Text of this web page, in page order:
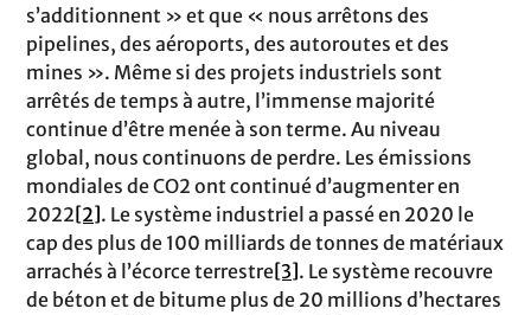
s’additionnent » et que « nous arrêtons des
pipelines, des aéroports, des autoroutes et des
mines ». Même si des projets industriels sont
arrêtés de temps à autre, l’immense majorité
continue d’être menée à son terme. Au niveau
global, nous continuons de perdre. Les émissions
mondiales de CO2 ont continué d’augmenter en
2022 [2]. Le système industriel a passé en 2020 le
cap des plus de 100 milliards de tonnes de matériaux
arrachés à l’écorce terrestre[3]. Le système recouvre
de béton et de bitume plus de 20 millions d’hectares